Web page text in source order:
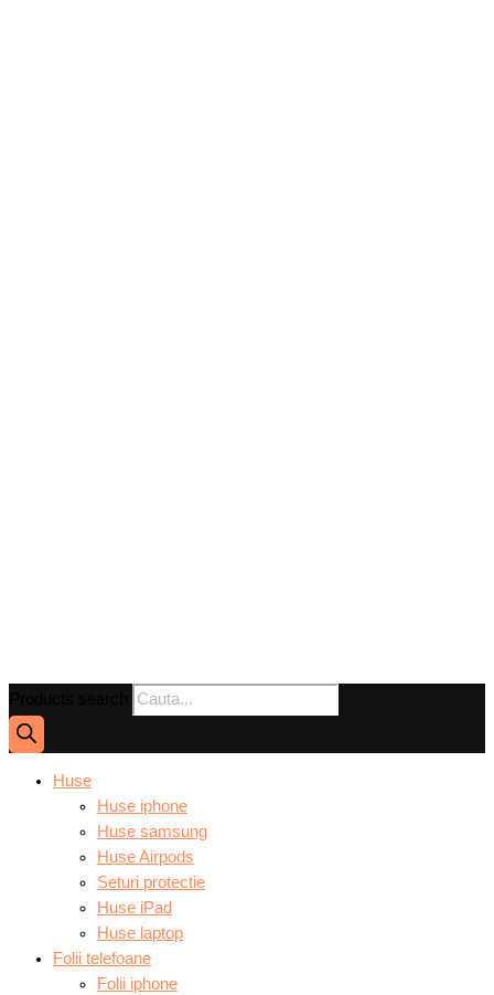
Huse
Huse iphone
Huse samsung
Huse Airpods
Seturi protectie
Huse iPad
Huse laptop
Folii telefoane
Folii iphone